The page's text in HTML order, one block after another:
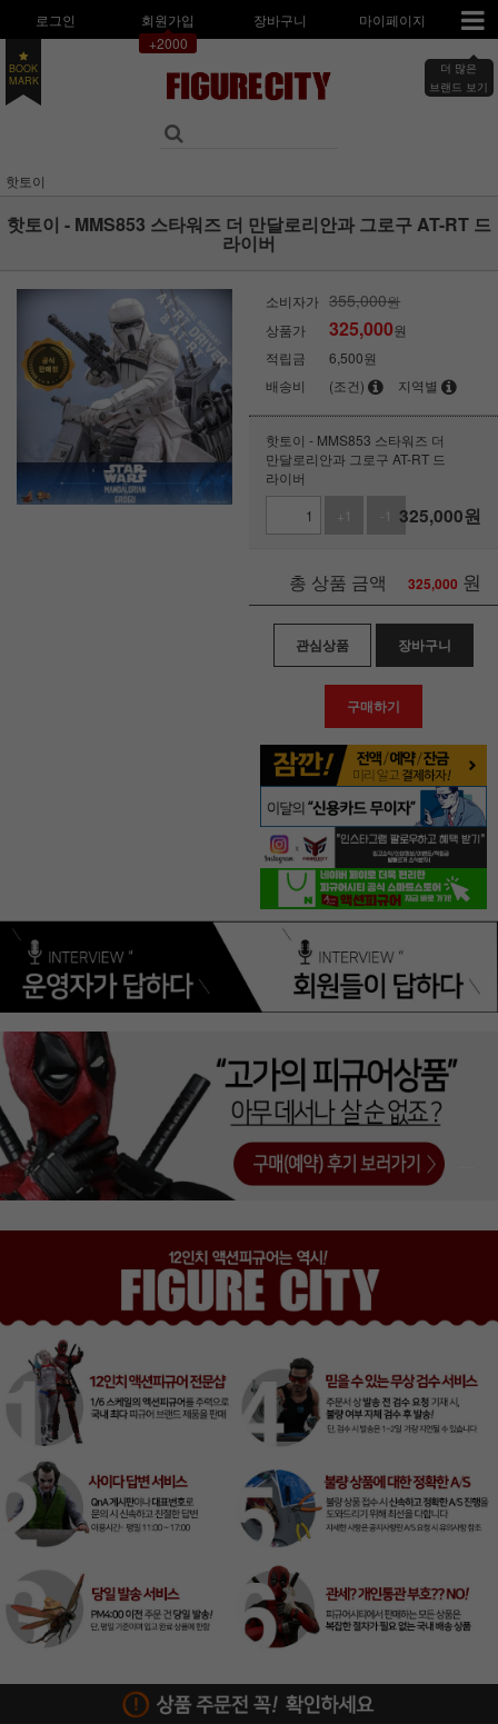
로그인
회원가입
+2000
장바구니 마이페이지
더 많은
브랜드 보기
BOOK
MARK
핫토이
핫토이 - MMS853 스타워즈 더 만달로리안과 그로구 AT-RT 드
라이버
소비자가 355,000원
상품가
325,000원
적립금
6,500원
배송비
(조건) 지역별
핫토이 - MMS853 스타워즈 더
만달로리안과 그로구 AT-RT 드
라이버
+1
-1 325,000원
총 상품 금액 325,000 원
관심상품 장바구니
구매하기